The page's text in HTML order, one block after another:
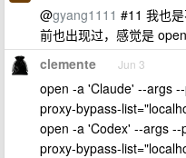
@gyang1111 #11 我也
前也出现过，感觉是
clemente Jun 3
open -a 'Claude' --args
proxy-bypass-
open -a 'Codex' --args --
proxy-bypass-